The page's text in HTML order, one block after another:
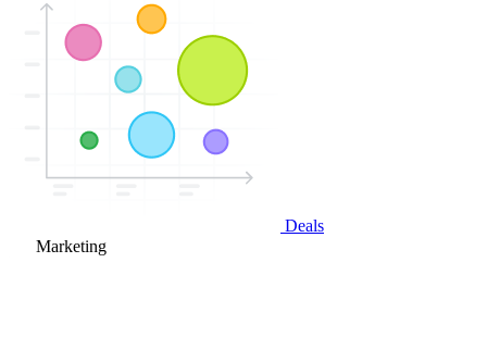
Deals
Marketing